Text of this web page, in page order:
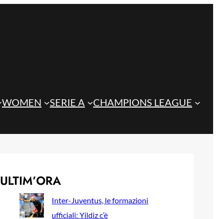
WOMEN SERIE A
CHAMPIONS LEAGUE
ULTIM’ORA
Inter-Juventus, le formazioni
ufficiali: Yildiz c’è